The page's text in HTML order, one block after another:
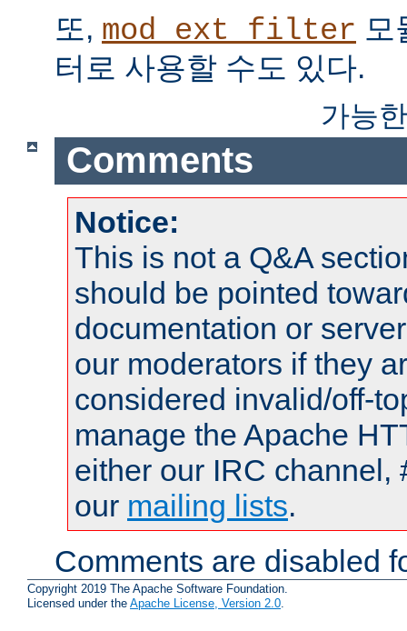
또, mod_ext_filter 모
터로 사용할 수도 있다.
가능
Comments
Notice:
This is not a Q&A
should be pointed
documentation or
our moderators if they
considered invalid/off-
manage the Apache
either our IRC channel,
our mailing lists.
Comments are disabled
Copyright 2019 The Apache Software Foundation.
Licensed under the Apache License, Version 2.0.